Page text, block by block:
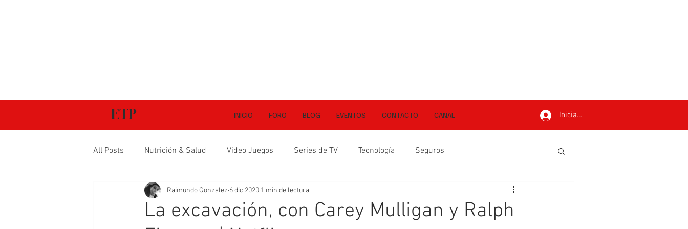
INICIO FORO BLOG EVENTOS CONTACTO CANAL Iniciar sesión
ETP
All Posts Nutrición & Salud Video Juegos Series de TV Tecnología Seguros
La excavación, con Carey Mulligan y Ralph
Raimundo Gonzalez 6 dic 2020 1 min de lectura